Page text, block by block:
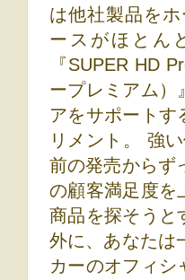
は他社製品を
ースがほとん
『SUPER HD
ープレミアム）
アをサポートす
リメント。 強
前の発売からず
の顧客満足度を
商品を探そうと
外に、あなたは
カーのオフィシ